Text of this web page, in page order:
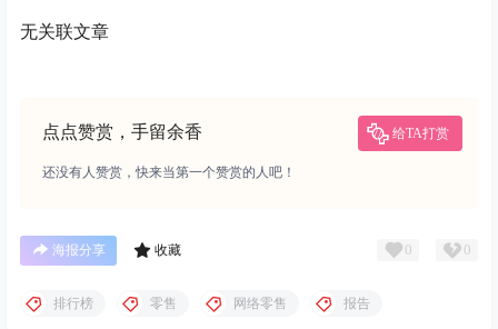
无关联文章
点点赞赏，手留余香 给TA打赏
还没有人赞赏，快来当第一个赞赏的人吧！
海报分享 收藏 0 0
排行榜 零售 网络零售 报告